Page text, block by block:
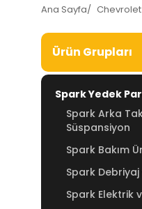
Ana Sayfa/
Ürün Grupları
Spark Yedek
Spark Arka
Süspansiyon
Spark Bakım
Spark Debriyaj
Spark Elektrik